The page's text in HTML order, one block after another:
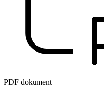
PDF dokument